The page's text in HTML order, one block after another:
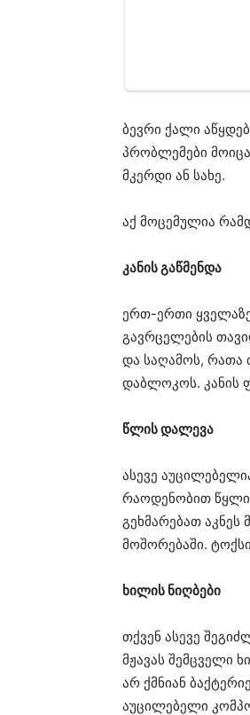
ბევრი ქალი
პრობლემები
მკერდი ან სახე.
აქ მოცემულია
კანის გაწმენდა
ერთ-ერთი
გავრცელების
და საღამოს, რათა
დაბლოკოს. კანის
წლის დალევა
ასევე
რაოდენობით
გეხმარებათ აკნეს
მოშორებაში.
ხილის ნიღბები
თქვენ ასევე
მჟავას შემცველი
არ ქმნიან
აუცილებელი